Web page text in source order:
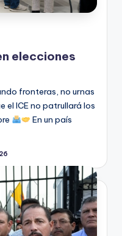
elecciones
fronteras, no urnas
el ICE no patrullará los
En un país